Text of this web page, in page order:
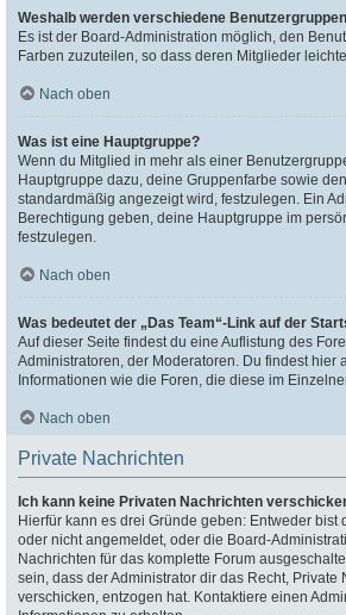
Weshalb werden verschiedene
Es ist der Board-Administration möglich, den
Farben zuzuteilen, so dass deren Mitglieder
Nach oben
Was ist eine Hauptgruppe?
Wenn du Mitglied in mehr als einer
Hauptgruppe dazu, deine Gruppenfarbe sowie
standardmäßig angezeigt wird, festzulegen. Ein
Berechtigung geben, deine Hauptgruppe im
festzulegen.
Nach oben
Was bedeutet der „Das Team“-Link auf der
Auf dieser Seite findest du eine Auflistung des
Administratoren, der Moderatoren. Du findest hier
Informationen wie die Foren, die diese im
Nach oben
Private Nachrichten
Ich kann keine Privaten Nachrichten
Hierfür kann es drei Gründe geben: Entweder bist
oder nicht angemeldet, oder die Board-
Nachrichten für das komplette Forum
sein, dass der Administrator dir das Recht, Private
verschicken, entzogen hat. Kontaktiere einen